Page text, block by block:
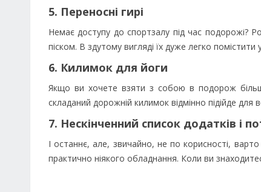
5. Переносні гирі
Немає доступу до спортзалу під час подорожі?
піском. В здутому вигляді їх дуже легко помістити
6. Килимок для йоги
Якщо ви хочете взяти з собою в подорож
складаний дорожній килимок відмінно підійде для
7. Нескінченний список додатків і
І останнє, але, звичайно, не по корисності,
практично ніякого обладнання. Коли ви